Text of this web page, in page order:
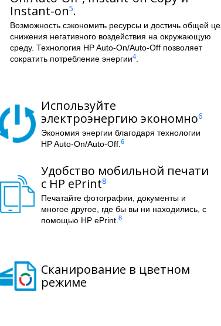
Instant-on5.
Возможность сэкономить ресурсы и достичь общей
снижения негативного воздействия на окружающую
среду. Технология HP Auto-On/Auto-Off позволяет
сократить потребление энергии4.
Используйте
электроэнергию экономно6
Экономия энергии благодаря технологии
HP Auto-On/Auto-Off.6
Удобство мобильной печати
с HP ePrint8
Печатайте фотографии, документы и
многое другое, где бы вы ни находились, с
помощью HP ePrint.8
Сканирование в цветном
режиме